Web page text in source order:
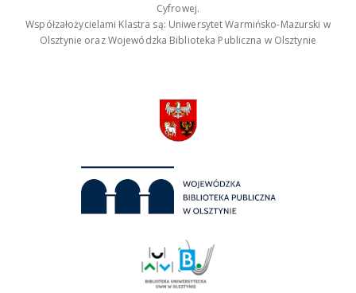
Cyfrowej.
Współzałożycielami Klastra są: Uniwersytet Warmińsko-Mazurski w
Olsztynie oraz Wojewódzka Biblioteka Publiczna w Olsztynie